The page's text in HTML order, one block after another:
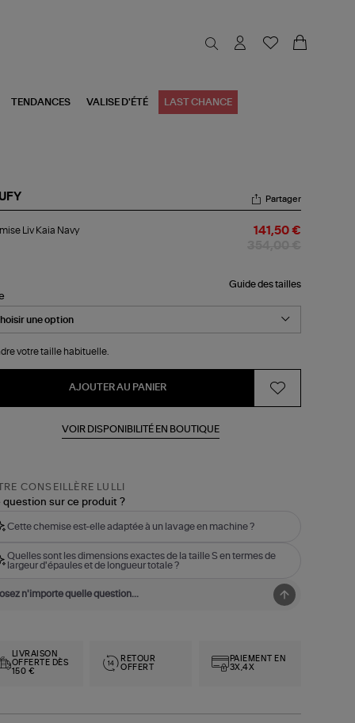
TENDANCES VALISE D'ÉTÉ LAST CHANCE
Partager
Liv Kaia Navy 141,50 €
Guide des tailles
votre taille habituelle.
AJOUTER AU PANIER
VOIR DISPONIBILITÉ EN BOUTIQUE
CONSEILLÈRE LULLI
question sur ce produit ?
Cette chemise est-elle adaptée à un lavage en machine ?
Quelles sont les dimensions exactes de la taille S en termes de
largeur d'épaules et de longueur totale ?
LIVRAISON
OFFERTE DÈS
150 €
RETOUR
OFFERT
PAIEMENT EN
3X,4X